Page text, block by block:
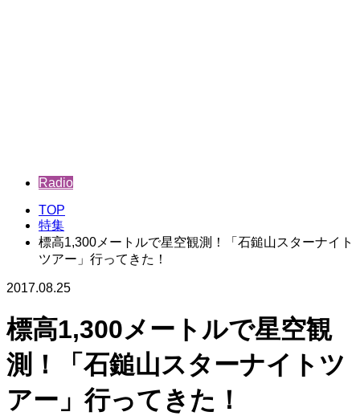
Radio
TOP
特集
標高1,300メートルで星空観測！「石鎚山スターナイト
ツアー」行ってきた！
2017.08.25
標高1,300メートルで星空観
測！「石鎚山スターナイトツ
アー」行ってきた！